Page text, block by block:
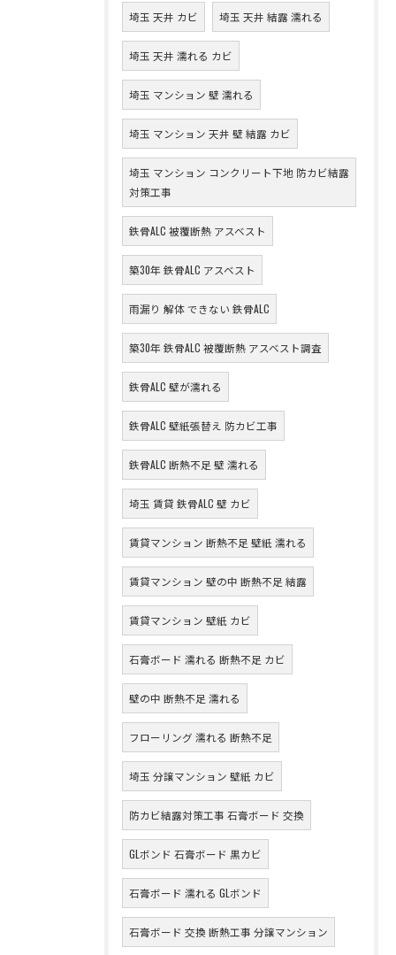
埼玉 天井 カビ 埼玉 天井 結露 濡れる
埼玉 天井 濡れる カビ
埼玉 マンション 壁 濡れる
埼玉 マンション 天井 壁 結露 カビ
埼玉 マンション コンクリート下地 防カビ結露
対策工事
鉄骨ALC 被覆断熱 アスベスト
築30年 鉄骨ALC アスベスト
雨漏り 解体 できない 鉄骨ALC
築30年 鉄骨ALC 被覆断熱 アスベスト調査
鉄骨ALC 壁が濡れる
鉄骨ALC 壁紙張替え 防カビ工事
鉄骨ALC 断熱不足 壁 濡れる
埼玉 賃貸 鉄骨ALC 壁 カビ
賃貸マンション 断熱不足 壁紙 濡れる
賃貸マンション 壁の中 断熱不足 結露
賃貸マンション 壁紙 カビ
石膏ボード 濡れる 断熱不足 カビ
壁の中 断熱不足 濡れる
フローリング 濡れる 断熱不足
埼玉 分譲マンション 壁紙 カビ
防カビ結露対策工事 石膏ボード 交換
GLボンド 石膏ボード 黒カビ
石膏ボード 濡れる GLボンド
石膏ボード 交換 断熱工事 分譲マンション